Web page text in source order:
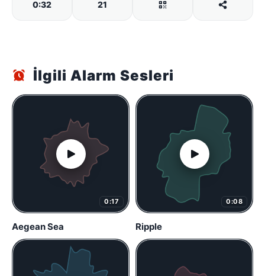
0:32 21
İlgili Alarm Sesleri
0:17
Aegean Sea
0:08
Ripple